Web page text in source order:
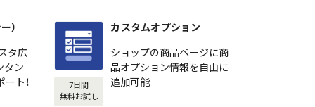
）
タ広
タン
ト！
7日間
無料お試し
カスタムオプション
ショップの商品ページに商
品オプション情報を自由に
追加可能